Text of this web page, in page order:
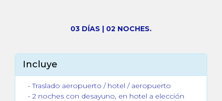
03 DÍAS | 02 NOCHES.
Incluye
- Traslado aeropuerto / hotel / aeropuerto
- 2 noches con desayuno, en hotel a elección